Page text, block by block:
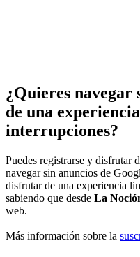
¿Quieres
de una
interrupciones?
Puedes registrarse y disfrutar
navegar sin anuncios de
disfrutar de una experiencia
sabiendo que desde La
web.
Más información sobre la